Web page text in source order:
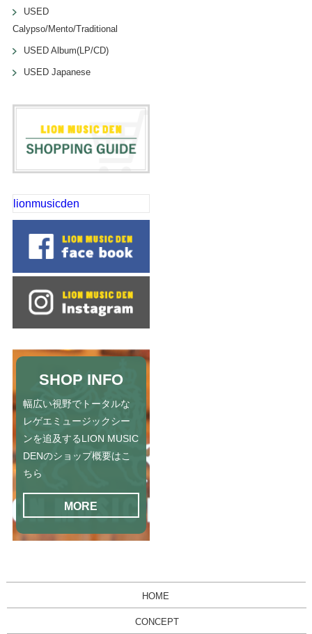
USED
Calypso/Mento/Traditional
USED Album(LP/CD)
USED Japanese
lionmusicden
SHOP INFO
幅広い視野でトータルな
レゲエミュージックシー
ンを追及するLION MUSIC
DENのショップ概要はこ
ちら
MORE
HOME
CONCEPT